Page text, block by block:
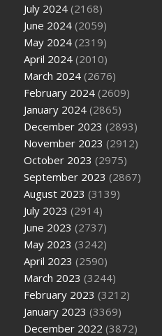
July 2024 (2168)
June 2024 (2059)
May 2024 (2319)
April 2024 (2010)
March 2024 (2676)
February 2024 (2609)
January 2024 (2865)
December 2023 (2893)
November 2023 (2912)
October 2023 (2975)
September 2023 (2867)
August 2023 (3139)
July 2023 (2914)
June 2023 (2737)
May 2023 (3242)
April 2023 (2590)
March 2023 (3244)
February 2023 (3212)
January 2023 (3369)
December 2022 (3872)